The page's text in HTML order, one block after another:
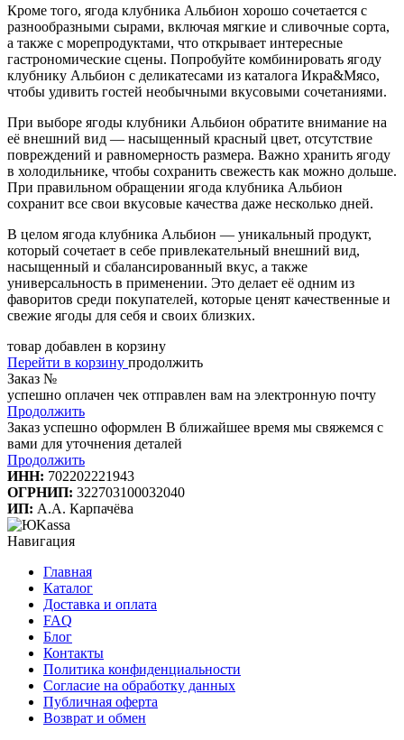
Кроме того, ягода клубника Альбион хорошо сочетается с
разнообразными сырами, включая мягкие и сливочные сорта,
а также с морепродуктами, что открывает интересные
гастрономические сцены. Попробуйте комбинировать ягоду
клубнику Альбион с деликатесами из каталога Икра&Мясо,
чтобы удивить гостей необычными вкусовыми сочетаниями.
При выборе ягоды клубники Альбион обратите внимание на
её внешний вид — насыщенный красный цвет, отсутствие
повреждений и равномерность размера. Важно хранить ягоду
в холодильнике, чтобы сохранить свежесть как можно дольше.
При правильном обращении ягода клубника Альбион
сохранит все свои вкусовые качества даже несколько дней.
В целом ягода клубника Альбион — уникальный продукт,
который сочетает в себе привлекательный внешний вид,
насыщенный и сбалансированный вкус, а также
универсальность в применении. Это делает её одним из
фаворитов среди покупателей, которые ценят качественные и
свежие ягоды для себя и своих близких.
товар добавлен в корзину
Перейти в корзину продолжить
Заказ №
успешно оплачен чек отправлен вам на электронную почту
Продолжить
Заказ успешно оформлен В ближайшее время мы свяжемся с
вами для уточнения деталей
Продолжить
ИНН: 702202221943
ОГРНИП: 322703100032040
ИП: А.А. Карпачёва
Навигация
Главная
Каталог
Доставка и оплата
FAQ
Блог
Контакты
Политика конфиденциальности
Согласие на обработку данных
Публичная оферта
Возврат и обмен